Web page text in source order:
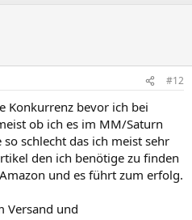
#12
Konkurrenz bevor ich bei
ob ich es im MM/Saturn
schlecht das ich meist sehr
den ich benötige zu finden
und es führt zum erfolg.
Versand und